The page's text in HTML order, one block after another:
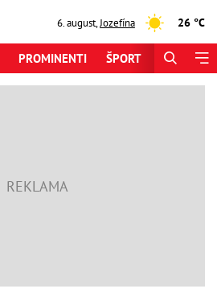
6. august,Jozefína 26 °C
PROMINENTI ŠPORT